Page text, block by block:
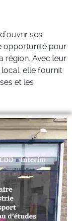
ses
opportunité pour
région. Avec leur
local, elle fournit
et les